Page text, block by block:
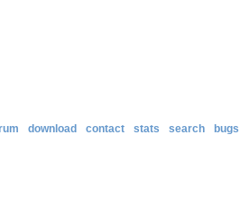
download contact stats search bugs